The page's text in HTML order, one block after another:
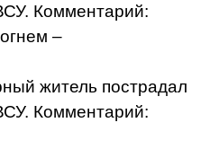
Комментарий:
–
житель пострадал
Комментарий: